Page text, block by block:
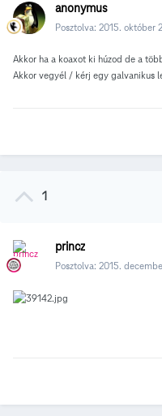
anonymus
Posztolva: 2015. október
Akkor ha a koaxot ki húzod de a
Akkor vegyél / kérj egy galvanikus
1
princz
Posztolva: 2015.